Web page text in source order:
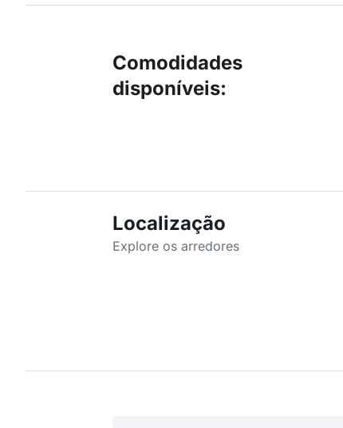
Comodidades
disponíveis:
Localização
Explore os arredores